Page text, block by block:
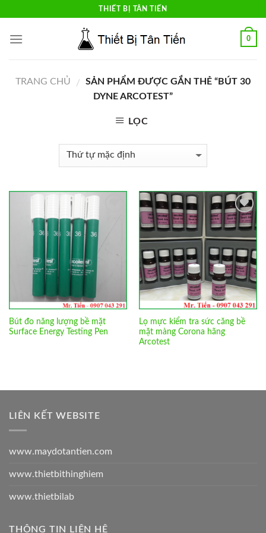
content
THIẾT BỊ TÂN TIẾN
0
TRANG CHỦ /
SẢN PHẨM ĐƯỢC GẮN THẺ “BÚT 30
DYNE ARCOTEST”
LỌC
Add to
Bút đo năng lượng bề mặt
Surface Energy Testing Pen
Add to
Wishlist
Lọ mực kiểm tra sức căng bề
mặt màng Corona hãng
Arcotest
LIÊN KẾT WEBSITE
www.maydotantien.com
www.thietbithinghiem
www.thietbilab
THÔNG TIN LIÊN HỆ